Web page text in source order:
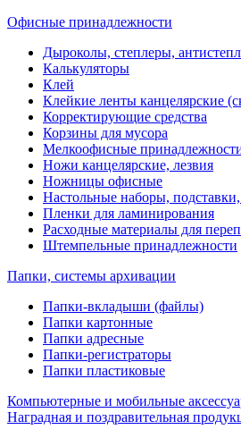
Офисные принадлежности
Дыроколы, степлеры,
Калькуляторы
Клей
Клейкие ленты канцелярские
Корректирующие средства
Корзины для мусора
Мелкоофисные
Ножи канцелярские, лезвия
Ножницы офисные
Настольные наборы,
Пленки для ламинирования
Расходные материалы для
Штемпельные принадлежности
Папки, системы архивации
Папки-вкладыши (файлы)
Папки картонные
Папки адресные
Папки-регистраторы
Папки пластиковые
Компьютерные и мобильные
Наградная и поздравительная